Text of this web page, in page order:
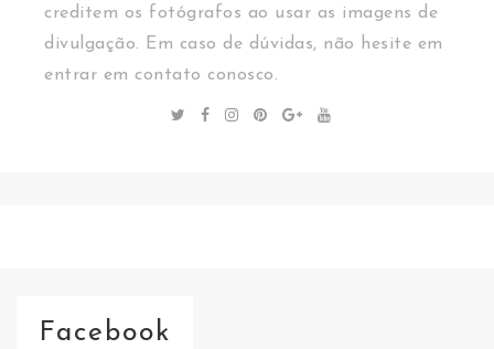
creditem os fotógrafos ao usar as imagens de
divulgação. Em caso de dúvidas, não hesite em
entrar em contato conosco.
Facebook